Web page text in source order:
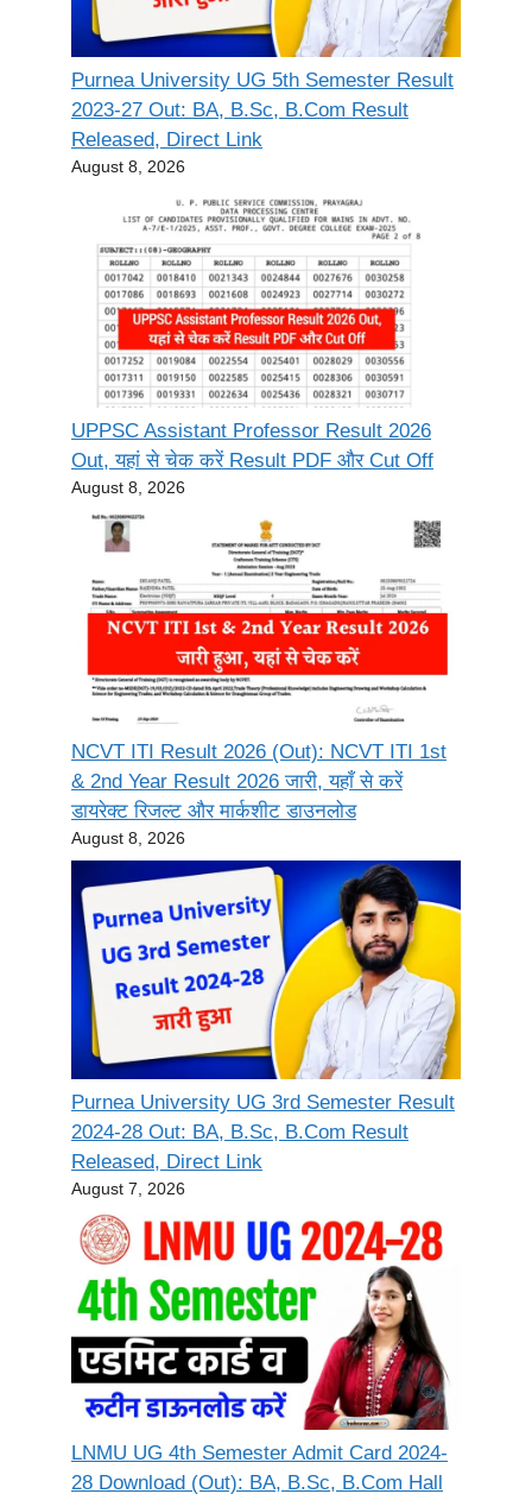
Purnea University UG 5th Semester Result
2023-27 Out: BA, B.Sc, B.Com Result
Released, Direct Link
August 8, 2026
UPPSC Assistant Professor Result 2026
Out, यहां से चेक करें Result PDF और Cut Off
August 8, 2026
NCVT ITI Result 2026 (Out): NCVT ITI 1st
& 2nd Year Result 2026 जारी, यहाँ से करें
डायरेक्ट रिजल्ट और मार्कशीट डाउनलोड
August 8, 2026
Purnea University UG 3rd Semester Result
2024-28 Out: BA, B.Sc, B.Com Result
Released, Direct Link
August 7, 2026
LNMU UG 4th Semester Admit Card 2024-
28 Download (Out): BA, B.Sc, B.Com Hall